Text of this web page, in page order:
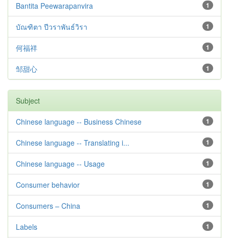
1
Bantita Peewarapanvira
1
บัณฑิตา ปีวราพันธ์วิรา
1
何福祥
1
邹甜心
Subject
1
Chinese language -- Business Chinese
1
Chinese language -- Translating i...
1
Chinese language -- Usage
1
Consumer behavior
1
Consumers – China
1
Labels